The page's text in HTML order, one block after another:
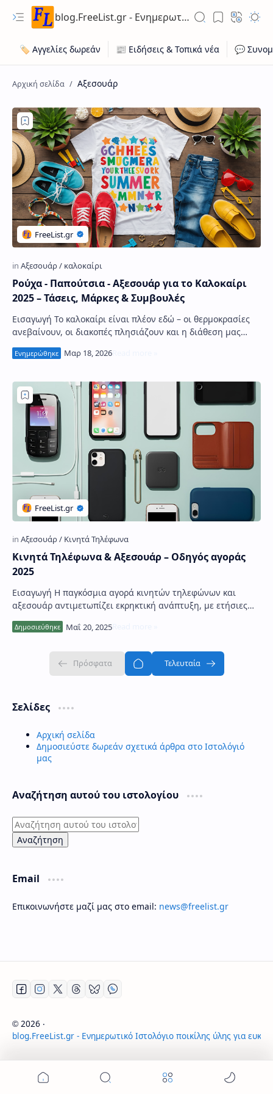
blog.FreeList.gr - Ενημερωτικό Ιστολόγιο ποικίλης ύλης για ευκαιρίες εργασίας, ακίνητων, οχήματων
Αξεσουάρ
Ρούχα - Παπούτσια - Αξεσουάρ για το Καλοκαίρι
2025 – Τάσεις, Μάρκες & Συμβουλές
Εισαγωγή Το καλοκαίρι είναι πλέον εδώ – οι θερμοκρασίες
ανεβαίνουν, οι διακοπές πλησιάζουν και η διάθεση μας
Κινητά Τηλέφωνα & Αξεσουάρ – Οδηγός αγοράς
2025
Εισαγωγή Η παγκόσμια αγορά κινητών τηλεφώνων και
αξεσουάρ αντιμετωπίζει εκρηκτική ανάπτυξη, με ετήσιες
πωλήσεις που ξεπερνούν τα 1.5 δισεκατομμύρ…
Σελίδες
Αρχική σελίδα
Δημοσιεύστε δωρεάν σχετικά άρθρα στο Ιστολόγιό
μας
Αναζήτηση αυτού του ιστολογίου
Email
Επικοινωνήστε μαζί μας στο email: news@freelist.gr
© 2026 ‧
blog.FreeList.gr - Ενημερωτικό Ιστολόγιο ποικίλης ύλης για